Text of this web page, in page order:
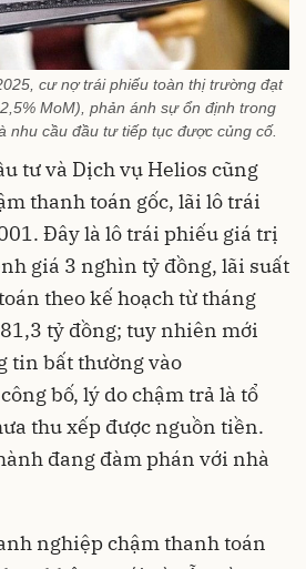
cư nợ trái phiếu toàn thị trường đạt
MoM), phản ánh sự ổn định trong
nhu cầu đầu tư tiếp tục được củng cố.
tư và Dịch vụ Helios cũng
thanh toán gốc, lãi lô trái
Đây là lô trái phiếu giá trị
giá 3 nghìn tỷ đồng, lãi suất
theo kế hoạch từ tháng
tỷ đồng; tuy nhiên mới
tin bất thường vào
bố, lý do chậm trả là tổ
thu xếp được nguồn tiền.
đang đàm phán với nhà
nghiệp chậm thanh toán